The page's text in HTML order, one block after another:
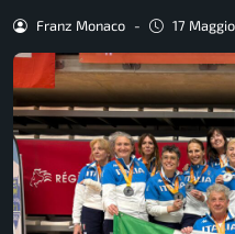
Franz Monaco - 17